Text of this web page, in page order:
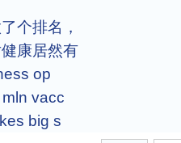
个排名，
康居然有
op
vacc
big s